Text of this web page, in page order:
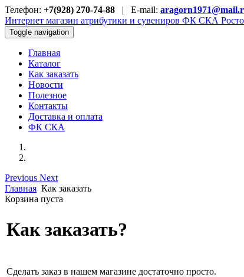
Телефон: +7(928) 270-74-88 | E-mail:
Интернет магазин атрибутики и сувениров ФК СКА
Toggle navigation
Главная
Каталог
Как заказать
Новости
Полезное
Контакты
Доставка и оплата
ФК СКА
Previous Next
Главная Как заказать
Корзина пуста
Как заказать?
Сделать заказ в нашем магазине достаточно просто.